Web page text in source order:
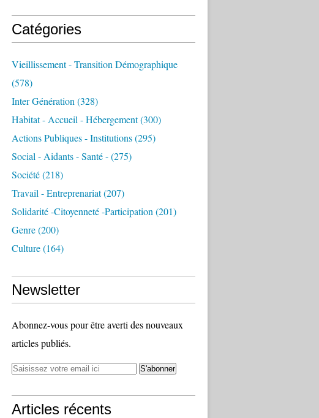
Catégories
Vieillissement - Transition Démographique
(578)
Inter Génération (328)
Habitat - Accueil - Hébergement(300)
Actions Publiques - Institutions(295)
Social - Aidants - Santé -(275)
Société(218)
Travail - Entreprenariat(207)
Solidarité -citoyenneté -participation (201)
Genre(200)
Culture(164)
Newsletter
Abonnez-vous pour être averti des nouveaux
articles publiés.
Articles récents